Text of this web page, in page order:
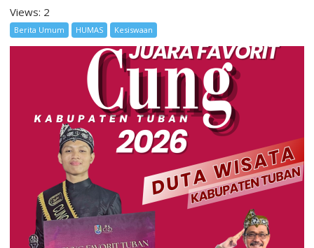
Views: 2
Berita Umum HUMAS Kesiswaan